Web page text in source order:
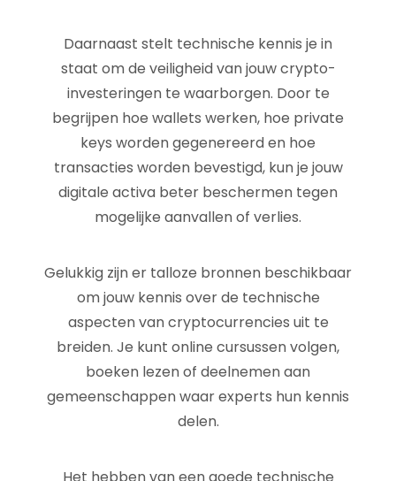
Daarnaast stelt technische kennis je in
staat om de veiligheid van jouw crypto-
investeringen te waarborgen. Door te
begrijpen hoe wallets werken, hoe private
keys worden gegenereerd en hoe
transacties worden bevestigd, kun je jouw
digitale activa beter beschermen tegen
mogelijke aanvallen of verlies.
Gelukkig zijn er talloze bronnen beschikbaar
om jouw kennis over de technische
aspecten van cryptocurrencies uit te
breiden. Je kunt online cursussen volgen,
boeken lezen of deelnemen aan
gemeenschappen waar experts hun kennis
delen.